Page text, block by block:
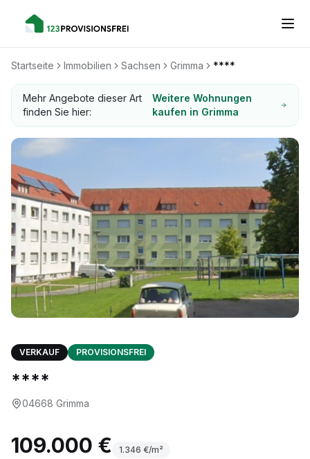
Startseite Immobilien Sachsen Grimma ****
Mehr Angebote dieser Art
finden Sie hier:
Weitere Wohnungen
kaufen in Grimma
VERKAUF PROVISIONSFREI
****
04668 Grimma
109.000 € 1.346 €/m²